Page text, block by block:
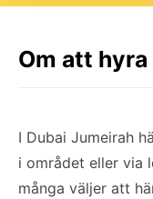
Om att
I Dubai Jumeirah
i området eller via
många väljer att